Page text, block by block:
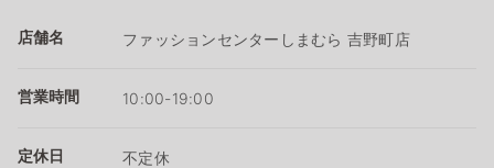
店舗名 ファッションセンターしまむら 吉野町店
営業時間 10:00-19:00
定休日 不定休